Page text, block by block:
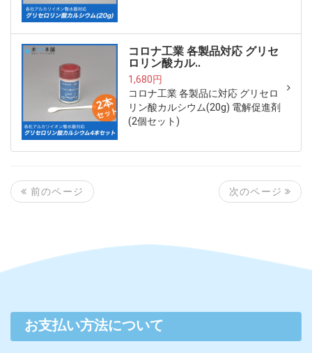
コロナ工業 各製品対応 グリセ
ロリン酸カル..
1,680円
コロナ工業 各製品に対応 グリセロ
リン酸カルシウム(20g) 電解促進剤
(2個セット)
前のページ 次のページ
お支払い方法について